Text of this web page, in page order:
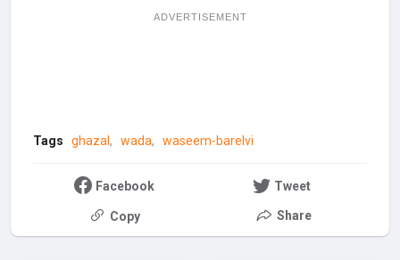
ADVERTISEMENT
Tags ghazal wada waseem-barelvi
Facebook Tweet
Copy Share